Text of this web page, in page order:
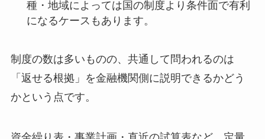
種・地域によっては国の制度より条件面で有利
になるケースもあります。
制度の数は多いものの、共通して問われるのは
「返せる根拠」を金融機関側に説明できるかどう
かという点です。